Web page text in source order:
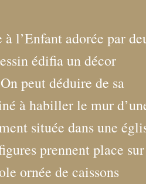
l’Enfant adorée par
édifia un décor
peut déduire de sa
à habiller le mur
située dans une
prennent place
ornée de caissons